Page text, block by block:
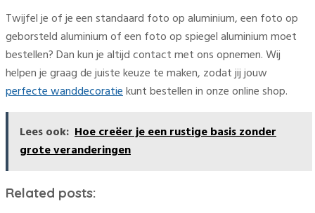
Twijfel je of je een standaard foto op aluminium, een foto op
geborsteld aluminium of een foto op spiegel aluminium moet
bestellen? Dan kun je altijd contact met ons opnemen. Wij
helpen je graag de juiste keuze te maken, zodat jij jouw
perfecte wanddecoratiekunt bestellen in onze online shop.
Lees ook: Hoe creëer je een rustige basis zonder
grote veranderingen
Related posts: